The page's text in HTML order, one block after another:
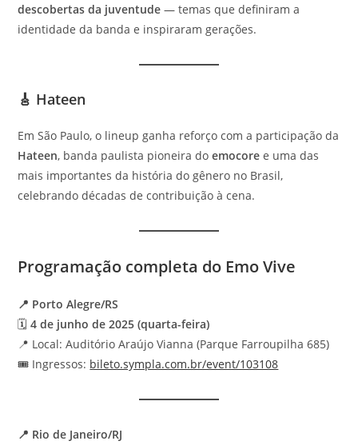
descobertas da juventude — temas que definiram a
identidade da banda e inspiraram gerações.
🎸 Hateen
Em São Paulo, o lineup ganha reforço com a participação da
Hateen, banda paulista pioneira doemocore e uma das
mais importantes da história do gênero no Brasil,
celebrando décadas de contribuição à cena.
Programação completa do Emo Vive
📍 Porto Alegre/RS
🗓️4 de junho de 2025 (quarta-feira)
📍 Local: Auditório Araújo Vianna (Parque Farroupilha 685)
🎟️ Ingressos: bileto.sympla.com.br/event/103108
📍 Rio de Janeiro/RJ